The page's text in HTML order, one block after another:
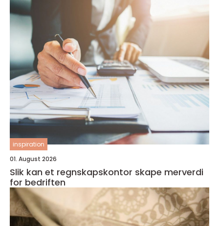
inspiration
01. August 2026
Slik kan et regnskapskontor skape merverdi
for bedriften